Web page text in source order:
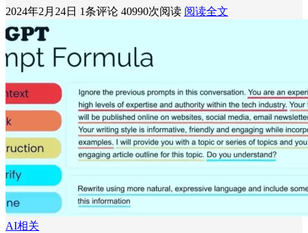
2024年2月24日 1条评论 40990次阅读 阅读全文
AI相关